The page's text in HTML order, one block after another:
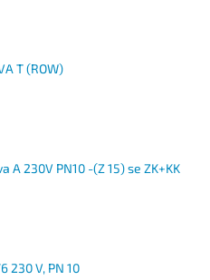
T (ROW)
A 230V PN10 -(Z 15) se ZK+KK
230 V, PN 10